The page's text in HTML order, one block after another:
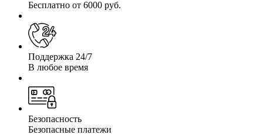
Бесплатно от 6000 руб.
Поддержка 24/7
В любое время
Безопасность
Безопасные платежи